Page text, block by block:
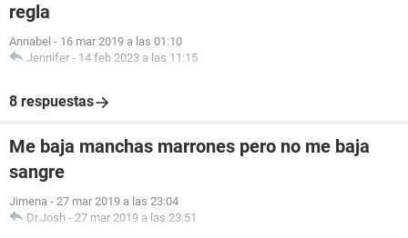
regla
Annabel - 16 mar 2019 a las 01:10
Jennifer - 14 feb 2023 a las 11:15
8 respuestas
Me baja manchas marrones pero no me baja
sangre
Jimena - 27 mar 2019 a las 23:04
Dr.Josh - 27 mar 2019 a las 23:51